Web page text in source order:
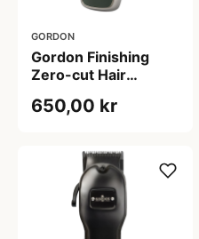
GORDON
Gordon Finishing
Zero-cut Hair
stk)
650,00 kr